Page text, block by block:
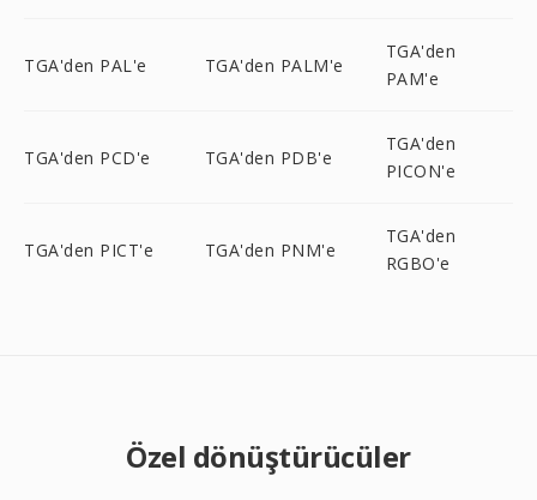
TGA'den PAL'e TGA'den PALM'e
TGA'den
PAM'e
TGA'den PCD'e TGA'den PDB'e
TGA'den
PICON'e
TGA'den PICT'e TGA'den PNM'e
TGA'den
RGBO'e
Özel dönüştürücüler